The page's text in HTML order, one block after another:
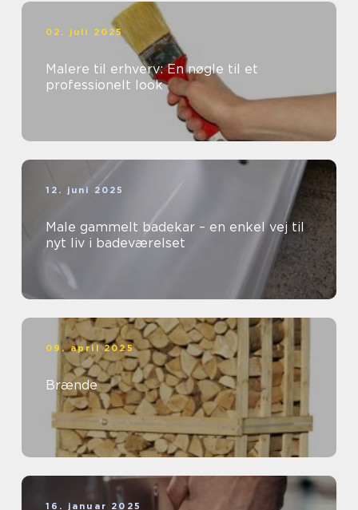
02. juli 2025
Malere til erhverv: En nøgle til et
professionelt look
12. juni 2025
Male gammelt badekar – en enkel vej til
nyt liv i badeværelset
09. april 2025
Brænde
16. januar 2025